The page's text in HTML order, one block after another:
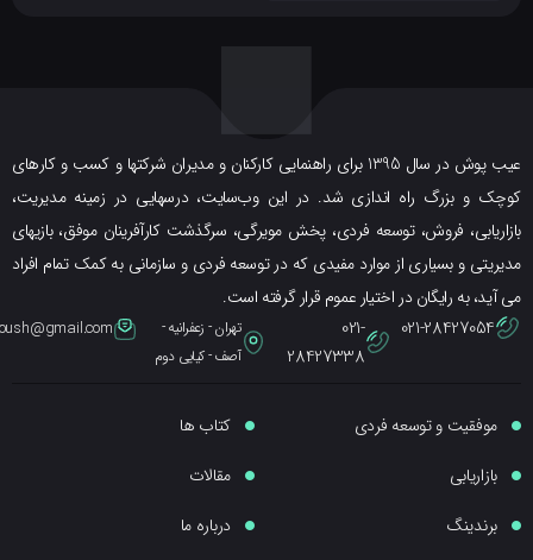
عیب پوش در سال 1395 برای راهنمایی کارکنان و مدیران شرکتها و کسب و کارهای
و بزرگ راه اندازی شد. در این وب‌سایت، درسهایی در زمینه مدیریت،
فروش، توسعه فردی، پخش مویرگی، سرگذشت کارآفرینان موفق، بازیهای
و بسیاری از موارد مفیدی که در توسعه فردی و سازمانی به کمک تمام افراد
به رایگان در اختیار عموم قرار گرفته است.
021-28427054
021-
28427338
تهران - زعفرانیه -
آصف - کیایی دوم
eybpoush@gmail.com
موفقیت و توسعه فردی
بازاریابی
برندینگ
کتاب ها
مقالات
درباره ما